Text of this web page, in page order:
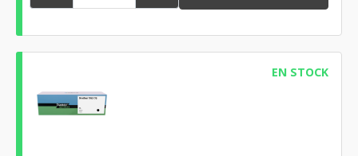
EN STOCK